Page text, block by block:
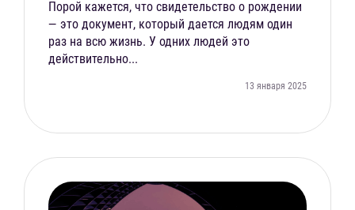
13 января 2025
Порой кажется, что свидетельство о рождении
— это документ, который дается людям один
раз на всю жизнь. У одних людей это
действительно...